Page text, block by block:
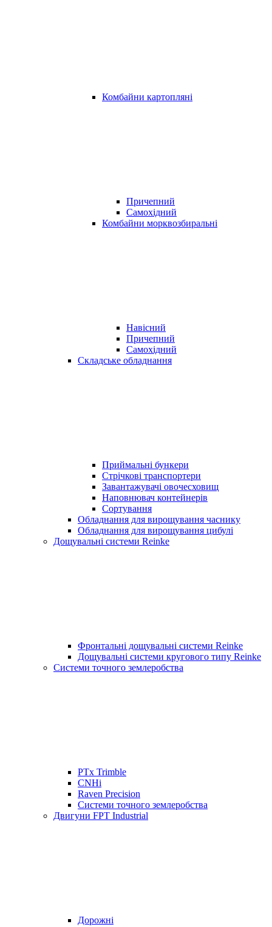
Комбайни картопляні
Причепний
Самохідний
Комбайни морквозбиральні
Навісний
Причепний
Самохідний
Складське обладнання
Приймальні бункери
Стрічкові транспортери
Завантажувачі овочесховищ
Наповнювач контейнерів
Сортування
Обладнання для вирощування часнику
Обладнання для вирощування цибулі
Дощувальні системи Reinke
Фронтальні дощувальні системи Reinke
Дощувальні системи кругового типу Reinke
Системи точного землеробства
PTx Trimble
CNHi
Raven Precision
Системи точного землеробства
Двигуни FPT Industrial
Дорожні